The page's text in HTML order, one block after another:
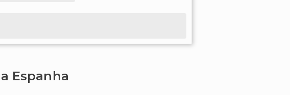
Espanha